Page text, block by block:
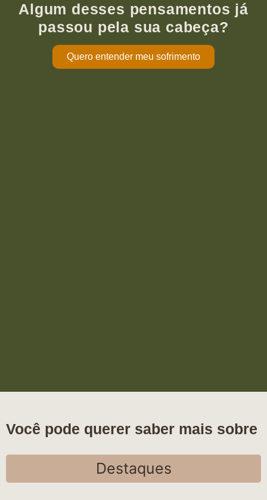
Algum desses pensamentos já
passou pela sua cabeça?
Quero entender meu sofrimento
Você pode querer saber mais sobre
Destaques